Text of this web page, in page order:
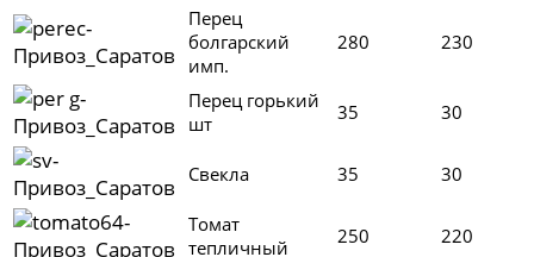
Перец
болгарский
имп.
280 230
Перец горький
шт
35 30
Свекла 35 30
Томат
тепличный
250 220